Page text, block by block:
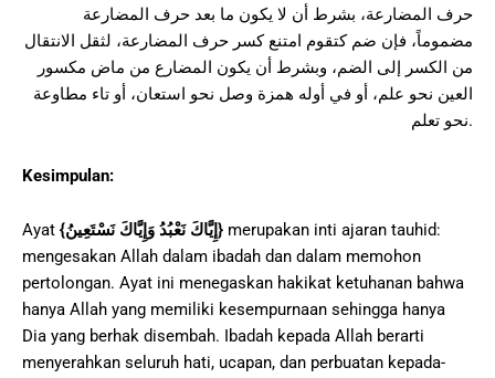
حرف المضارعة، بشرط أن لا يكون ما بعد حرف المضارعة
مضموماً، فإن ضم كتقوم امتنع كسر حرف المضارعة، لثقل الانتقال
من الكسر إلى الضم، وبشرط أن يكون المضارع من ماض مكسور
العين نحو علم، أو في أوله همزة وصل نحو استعان، أو تاء مطاوعة
نحو تعلم.
Kesimpulan:
Ayat {إِيَّاكَ نَعْبُدُ وَإِيَّاكَ نَسْتَعِينُ} merupakan inti ajaran tauhid:
mengesakan Allah dalam ibadah dan dalam memohon
pertolongan. Ayat ini menegaskan hakikat ketuhanan bahwa
hanya Allah yang memiliki kesempurnaan sehingga hanya
Dia yang berhak disembah. Ibadah kepada Allah berarti
menyerahkan seluruh hati, ucapan, dan perbuatan kepada-